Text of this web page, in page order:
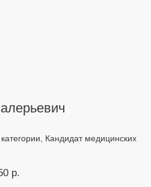
Кандидат медицинских
р.